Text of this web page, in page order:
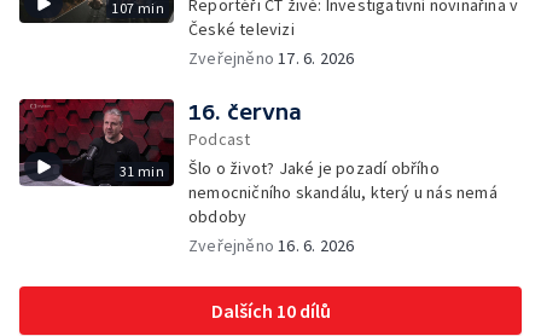
107 min
Reportéři ČT živě: Investigativní novinařina v
České televizi
Zveřejněno17. 6. 2026
31 min
16. června
Podcast
Šlo o život? Jaké je pozadí obřího
nemocničního skandálu, který u nás nemá
obdoby
Zveřejněno16. 6. 2026
Dalších 10 dílů